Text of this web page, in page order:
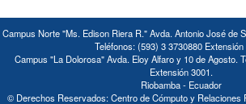
Campus Norte "Ms. Edison Riera R." Avda. Antonio José de
Teléfonos: (593) 3 3730880 Extensión
Campus "La Dolorosa" Avda. Eloy Alfaro y 10 de Agosto.
Extensión 3001.
Riobamba - Ecuador
© Derechos Reservados: Centro de Cómputo y Relaciones